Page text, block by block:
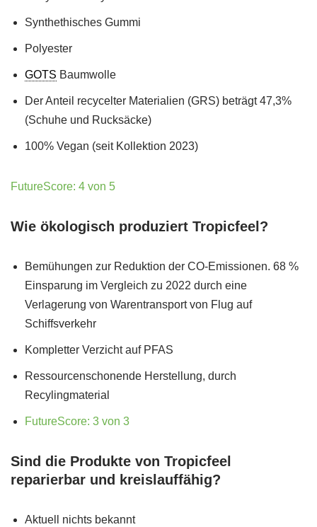
Synthethisches Gummi
Polyester
GOTS Baumwolle
Der Anteil recycelter Materialien (GRS) beträgt 47,3%
(Schuhe und Rucksäcke)
100% Vegan (seit Kollektion 2023)
FutureScore: 4 von 5
Wie ökologisch produziert Tropicfeel?
Bemühungen zur Reduktion der CO-Emissionen. 68 %
Einsparung im Vergleich zu 2022 durch eine
Verlagerung von Warentransport von Flug auf
Schiffsverkehr
Kompletter Verzicht auf PFAS
Ressourcenschonende Herstellung, durch
Recylingmaterial
FutureScore: 3 von 3
Sind die Produkte von Tropicfeel
reparierbar und kreislauffähig?
Aktuell nichts bekannt